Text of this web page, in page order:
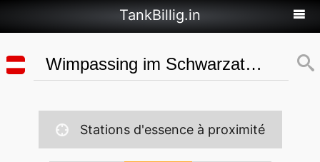
TankBillig.in
Stations d'essence à proximité